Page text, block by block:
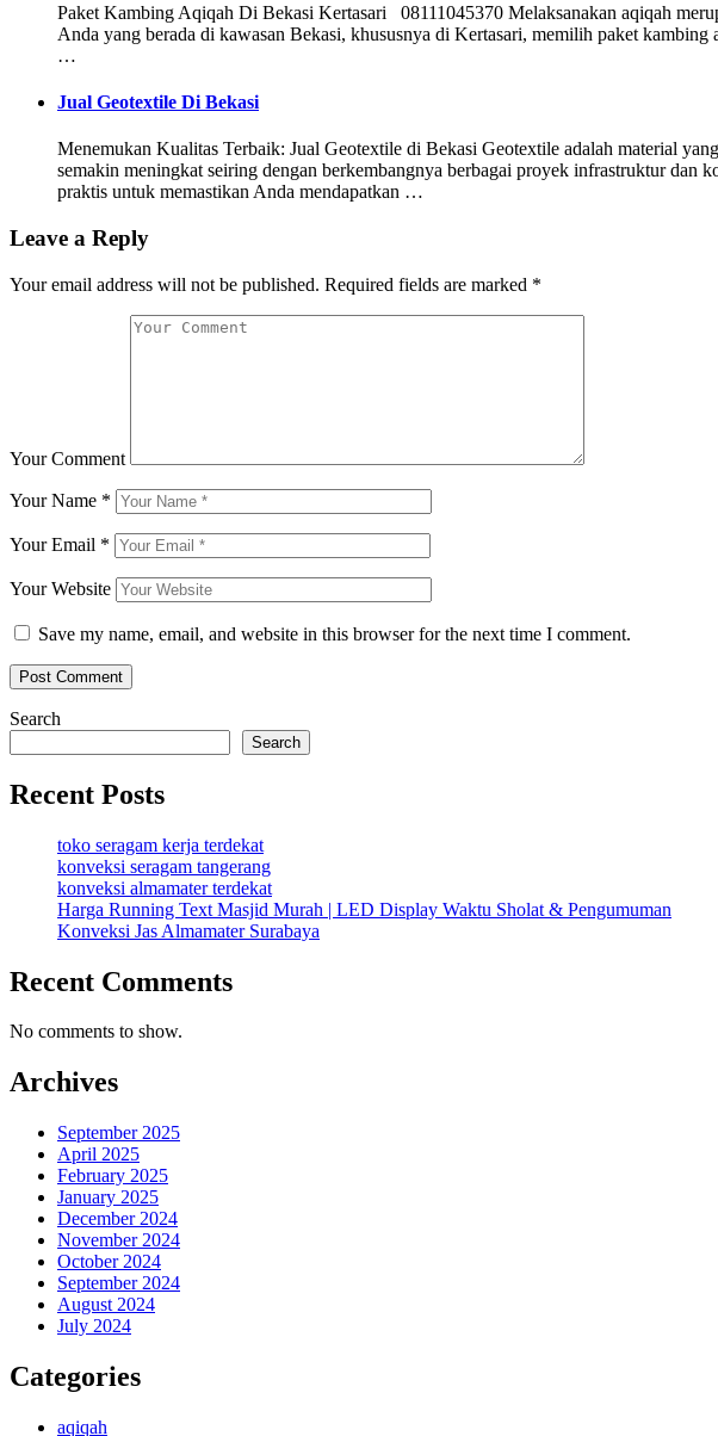
Paket Kambing Aqiqah Di Bekasi Kertasari 08111045370 Melaksanakan aqiqah
Anda yang berada di kawasan Bekasi, khususnya di Kertasari, memilih paket
…
Jual Geotextile Di Bekasi
Menemukan Kualitas Terbaik: Jual Geotextile di Bekasi Geotextile adalah material
semakin meningkat seiring dengan berkembangnya berbagai proyek infrastruktur dan
praktis untuk memastikan Anda mendapatkan …
Leave a Reply
Your email address will not be published. Required fields are marked *
Your Comment
Your Name *
Your Email *
Your Website
Save my name, email, and website in this browser for the next time I comment.
Search
Search
Recent Posts
toko seragam kerja terdekat
konveksi seragam tangerang
konveksi almamater terdekat
Harga Running Text Masjid Murah | LED Display Waktu Sholat & Pengumuman
Konveksi Jas Almamater Surabaya
Recent Comments
No comments to show.
Archives
September 2025
April 2025
February 2025
January 2025
December 2024
November 2024
October 2024
September 2024
August 2024
July 2024
Categories
aqiqah